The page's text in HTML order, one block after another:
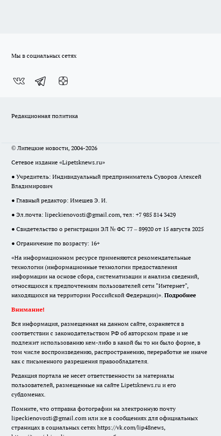
Мы в социальных сетях
Редакционная политика
© Липецкие новости, 2004-2026
Сетевое издание «Lipetsknews.ru»
● Учредитель: Индивидуальный предприниматель Суворов Алексей
Владимирович
● Главный редактор: Имешев Э. И.
● Эл.почта: lipeckienovosti@gmail.com, тел: +7 985 814 3429
● Свидетельство о регистрации ЭЛ № ФС 77 – 89920 от 15 августа 2025
● Ограничение по возрасту: 16+
«На информационном ресурсе применяются рекомендательные
технологии (информационные технологии предоставления
информации на основе сбора, систематизации и анализа сведений,
относящихся к предпочтениям пользователей сети "Интернет",
находящихся на территории Российской Федерации)». Подробнее
Внимание!
Вся информация, размещенная на данном сайте, охраняется в
соответствии с законодательством РФ об авторском праве и не
подлежит использованию кем-либо в какой бы то ни было форме, в
том числе воспроизведению, распространению, переработке не иначе
как с письменного разрешения правообладателя.
Редакция портала не несет ответственности за материалы
пользователей, размещенные на сайте Lipetsknews.ru и его
субдоменах.
Помните, что отправка фотографии на электронную почту
lipeckienovosti@gmail.com или же в сообщениях для официальных
страницах в социальных сетях https://vk.com/lip48news,